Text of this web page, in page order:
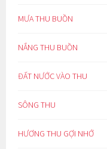
MƯA THU BUỒN
NẮNG THU BUỒN
ĐẤT NƯỚC VÀO THU
SÔNG THU
HƯƠNG THU GỢI NHỚ